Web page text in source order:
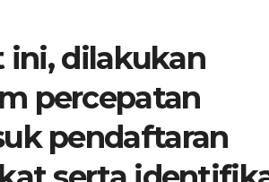
ini, dilakukan
percepatan
pendaftaran